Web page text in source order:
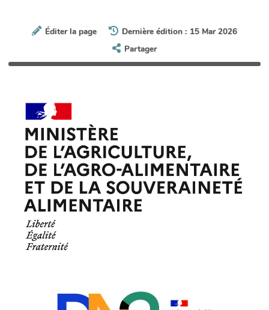
Éditer la page
Dernière édition : 15 Mar 2026
Partager